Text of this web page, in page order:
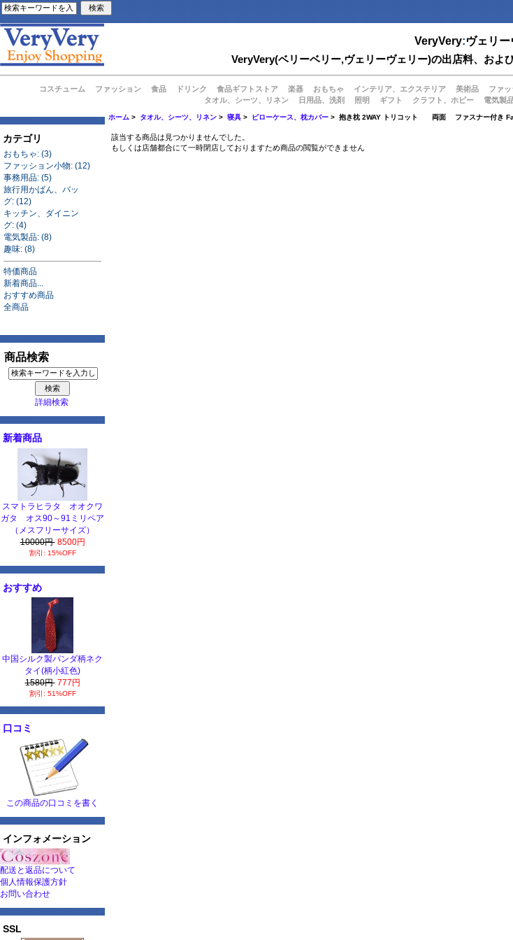
VeryVery:ヴェリ
VeryVery(ベリーベリー,ヴェリーヴェリー)の出店料、およ
コスチューム ファッション 食品 ドリンク 食品ギフトストア 楽器 おもちゃ インテリア、エクステリア 美術品 ファ
タオル、シーツ、リネン
日用品、洗剤 照明 ギフト クラフト、ホビー 電気製
カテゴリ
おもちゃ: (3)
ファッション小物: (12)
事務用品: (5)
旅行用かばん、バッ
グ: (12)
キッチン、ダイニン
グ: (4)
電気製品: (8)
趣味: (8)
特価商品
新着商品...
おすすめ商品
全商品
商品検索
詳細検索
新着商品
スマトラヒラタ オオクワ
ガタ オス90～91ミリペア
（メスフリーサイズ）
10000円 8500円
割引: 15%OFF
おすすめ
中国シルク製パンダ柄ネク
タイ(柄小紅色)
1580円 777円
割引: 51%OFF
口コミ
この商品の口コミを書く
インフォメーション
配送と返品について
個人情報保護方針
お問い合わせ
SSL
ホーム > タオル、シーツ、リネン >寝具 > ピローケース、枕カバー > 抱き枕 2WAY トリコット 両面 ファスナー付き
該当する商品は見つかりませんでした。
もしくは店舗都合にて一時閉店しておりますため商品の閲覧ができません